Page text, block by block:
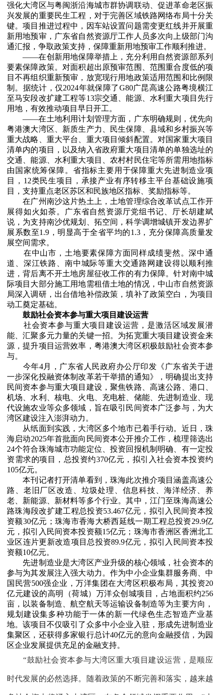
强化大湾区与粤闽浙沿海城市群协调联动、促进革命老区振
兴发展的重要民生工程，对于完善区域铁路网络布局十分关
键。项目推进过程中，因车站设置问题需变更红线并开展重
新用地预审，广东省自然资源厅工作人员多次向上级部门沟
通汇报，争取政策支持，保障重新用地预审工作顺利推进。
——在创新用地保障举措上，充分利用自然资源部系列
要素保障政策。对面积超出原预审范围、范围重合度低的项
目不再组织重新预审，放宽现行用地政策适用范围和比例限
制。据统计，仅2024年就保障了G80广昆高速公路粤境横江
至马安段改扩建工程等13宗交通、能源、水利重大项目先行
用地，有效推动项目早日开工。
——在土地利用计划管理方面，广东明确规则，优先向
粤港澳大湾区、新质生产力、民生保障、县域和乡村振兴等
重大战略、重大平台、重大项目倾斜配置。对国家重大项目
清单内的项目，以及纳入省政府重大项目清单的单独选址的
交通、能源、水利重大项目、农村村民住宅等所需用地指标
由国家统筹保障。省指标主要用于保障重大先进制造业项
目，12类民生项目，承接产业有序转移主平台基础设施项
目，支持重点老区苏区和民族地区指标、奖励指标等。
在广州南沙这片热土上，土地管理综合改革试点工作开
展得如火如荼。广东省自然资源厅党组书记、厅长胡建斌
说，为支持南沙优规划、拓空间，科学调增城镇开发边界扩
展系数至1.9，明显高于全省平均的1.3，充分保障高质量发
展空间需求。
在中山市，土地要素保障方面同样成绩斐然。深中通
道、深江铁路、南中城际等重大交通路网建设得以顺利推
进，背后离不开土地房屋征收工作的有力保障。针对南中城
际项目大部分施工用地需租借土地的情况，中山市自然资源
局深入调研，出台借地补偿政策，填补了政策空白，为项目
动工奠定基础。
鼓励社会资本参与重大项目建设运营
社会资本参与重大项目建设运营，是激活区域发展潜
能、汇聚多元力量的关键一招。为拓宽重大项目建设资金来
源，提升项目运营效率，粤港澳大湾区积极鼓励社会资本参
与。
今年4月，广东省人民政府办公厅印发《广东省关于进
一步深化投融资体制改革若干举措的通知》，明确提出支持
民间资本参与重大项目建设，聚焦铁路、高速公路、港口、
机场、水利、核电、火电、充电桩、储能、先进制造业、现
代设施农业等众多领域，旨在吸引民间资本广泛参与，为大
湾区建设注入澎湃动力。
从纸面到实践，大湾区多个地市已着手行动。近日，珠
海启动2025年首批面向民间资本公开推介工作，梳理筛选出
24个符合珠海城市功能定位、投资回报机制明确、有一定投
资需求的项目，总投资约370亿元，拟引入社会资本投资约
105亿元。
本刊记者打开清单看到，珠海此次推介项目涵盖高速公
路、老旧厂区改造、垃圾处理、信息科技、海洋经济、养
老、新能源、新材料等多个行业。其中，江门至珠海高速公
路珠海段改扩建工程总投资53.467亿元，拟引入民间资本投
资额30亿元；珠海市香海大桥西延线一期工程总投资29.9亿
元，拟引入民间资本投资额15亿元；珠海市香洲区香洲北工
业区连片更新改造项目总投资89.9亿元，拟引入民间资本投
资额10亿元。
先进制造业是大湾区产业升级的核心领域，社会资本的
参与为其发展注入强大动力。作为中小企业集群服务商、中
国民营500强企业，万洋集团在大湾区积极布局，其投资20
亿元建设的高明（荷城）万洋众创城项目，占地面积约256
亩，以装备制造、航空航天等运输设备制造等为主要方向，
规划建设集多种功能于一体的新一代绿色生态智造产业基
地。该项目不仅吸引了众多中小企业入驻，形成先进制造业
集聚区，还获得多家银行总计40亿元的意向金融授信，为园
区企业发展提供充足的金融支持。
“鼓励社会资本参与大湾区重大项目建设运营，是顺应
时代发展的必然选择。随着政策的不断完善和落实，越来越